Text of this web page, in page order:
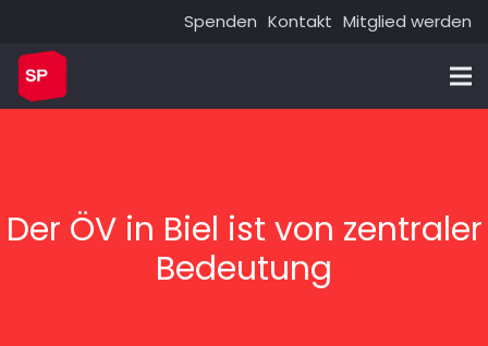
Spenden Kontakt Mitglied werden
Der ÖV in Biel ist von zentraler
Bedeutung